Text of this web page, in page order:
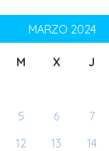
MARZO 2024
M X J
5 6 7
12 13 14